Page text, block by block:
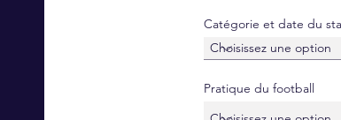
Catégorie et date du
Pratique du football